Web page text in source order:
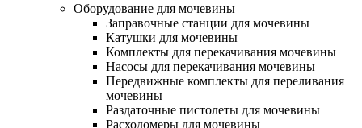
Оборудование для мочевины
Заправочные станции для мочевины
Катушки для мочевины
Комплекты для перекачивания мочевины
Насосы для перекачивания мочевины
Передвижные комплекты для переливания
мочевины
Раздаточные пистолеты для мочевины
Расходомеры для мочевины